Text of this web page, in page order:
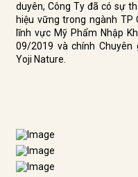
duyên, Công Ty đã có sự
hiệu vững trong ngành TP
lĩnh vực Mỹ Phẩm Nhập
09/2019 và chính Chuyên
Yoji Nature.